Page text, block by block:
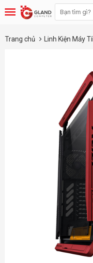
Trang chủ Linh Kiện Máy